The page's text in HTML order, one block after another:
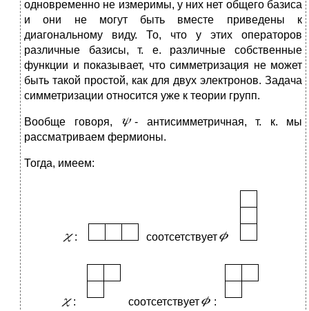
одновременно не измеримы, у них нет общего базиса
и они не могут быть вместе приведены к
диагональному виду. То, что у этих операторов
различные базисы, т. е. различные собственные
функции и показывает, что симметризация не может
быть такой простой, как для двух электронов. Задача
симметризации относится уже к теории групп.
Вообще говоря,
- антисимметричная, т. к. мы
рассматриваем фермионы.
Тогда, имеем:
: соотсетствует
: соотсетствует :